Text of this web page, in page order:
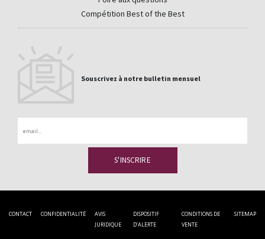
Compétition Best of the Best
Souscrivez à notre bulletin mensuel
CONTACT CONFIDENTIALITÉ
AVIS
JURIDIQUE
DISPOSITIF
D’ALERTE
CONDITIONS DE
VENTE
SITEMAP